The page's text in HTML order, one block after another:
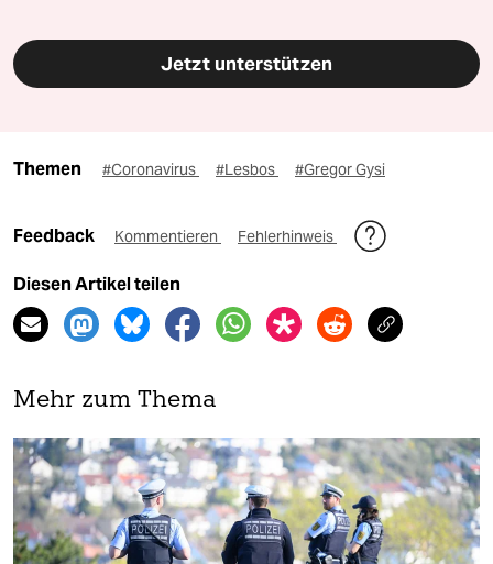
Jetzt unterstützen
Themen #Coronavirus #Lesbos #Gregor Gysi
Feedback Kommentieren Fehlerhinweis
Diesen Artikel teilen
Mehr zum Thema